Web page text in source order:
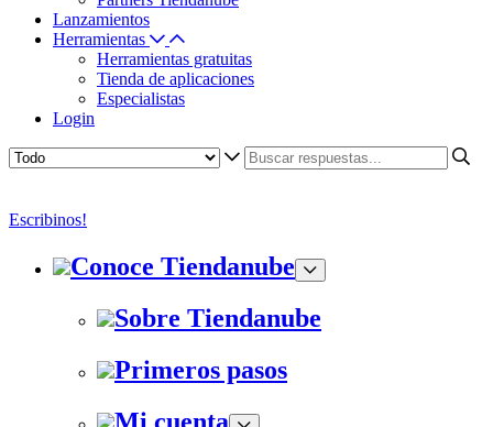
Lanzamientos
Herramientas
Herramientas gratuitas
Tienda de aplicaciones
Especialistas
Login
Escribinos!
Conoce Tiendanube
Sobre Tiendanube
Primeros pasos